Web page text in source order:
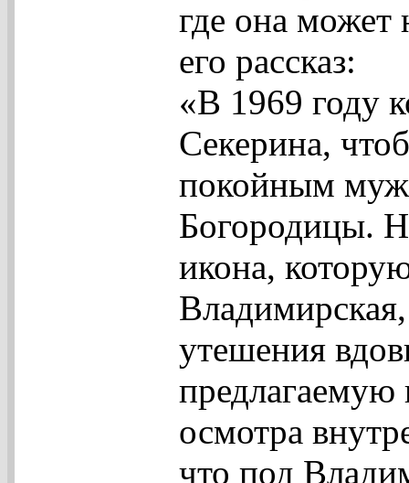
где она может
его рассказ:
«В 1969 году
Секерина,
покойным
Богородицы.
икона,
утешения
предлагаемую
осмотра
что под